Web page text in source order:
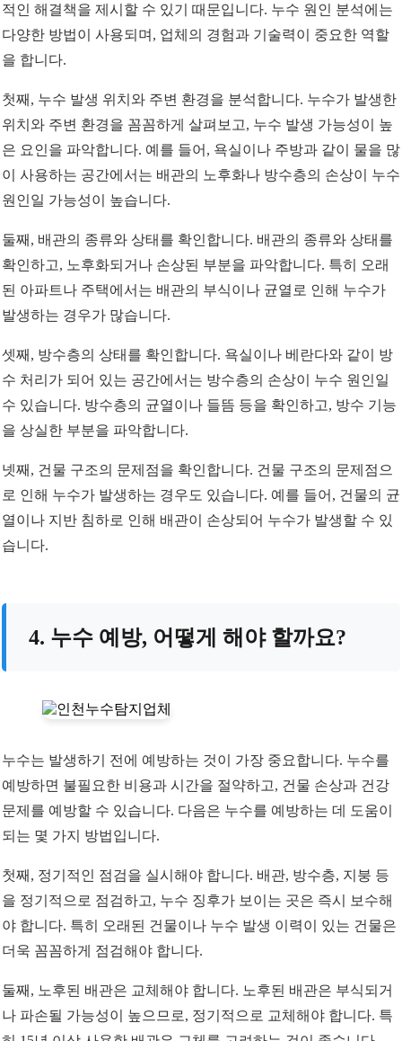
적인 해결책을 제시할 수 있기 때문입니다. 누수 원인 분석에는
다양한 방법이 사용되며, 업체의 경험과 기술력이 중요한 역할
을 합니다.
첫째, 누수 발생 위치와 주변 환경을 분석합니다. 누수가 발생한
위치와 주변 환경을 꼼꼼하게 살펴보고, 누수 발생 가능성이 높
은 요인을 파악합니다. 예를 들어, 욕실이나 주방과 같이 물을 많
이 사용하는 공간에서는 배관의 노후화나 방수층의 손상이 누수
원인일 가능성이 높습니다.
둘째, 배관의 종류와 상태를 확인합니다. 배관의 종류와 상태를
확인하고, 노후화되거나 손상된 부분을 파악합니다. 특히 오래
된 아파트나 주택에서는 배관의 부식이나 균열로 인해 누수가
발생하는 경우가 많습니다.
셋째, 방수층의 상태를 확인합니다. 욕실이나 베란다와 같이 방
수 처리가 되어 있는 공간에서는 방수층의 손상이 누수 원인일
수 있습니다. 방수층의 균열이나 들뜸 등을 확인하고, 방수 기능
을 상실한 부분을 파악합니다.
넷째, 건물 구조의 문제점을 확인합니다. 건물 구조의 문제점으
로 인해 누수가 발생하는 경우도 있습니다. 예를 들어, 건물의 균
열이나 지반 침하로 인해 배관이 손상되어 누수가 발생할 수 있
습니다.
4. 누수 예방, 어떻게 해야 할까요?
누수는 발생하기 전에 예방하는 것이 가장 중요합니다. 누수를
예방하면 불필요한 비용과 시간을 절약하고, 건물 손상과 건강
문제를 예방할 수 있습니다. 다음은 누수를 예방하는 데 도움이
되는 몇 가지 방법입니다.
첫째, 정기적인 점검을 실시해야 합니다. 배관, 방수층, 지붕 등
을 정기적으로 점검하고, 누수 징후가 보이는 곳은 즉시 보수해
야 합니다. 특히 오래된 건물이나 누수 발생 이력이 있는 건물은
더욱 꼼꼼하게 점검해야 합니다.
둘째, 노후된 배관은 교체해야 합니다. 노후된 배관은 부식되거
나 파손될 가능성이 높으므로, 정기적으로 교체해야 합니다. 특